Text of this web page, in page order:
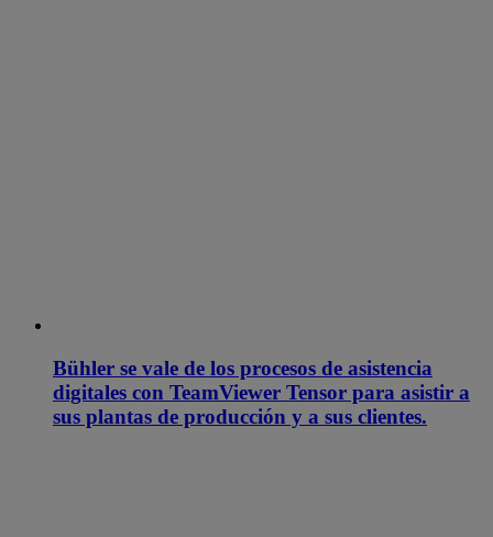
Bühler se vale de los procesos de asistencia
digitales con TeamViewer Tensor para asistir a
sus plantas de producción y a sus clientes.